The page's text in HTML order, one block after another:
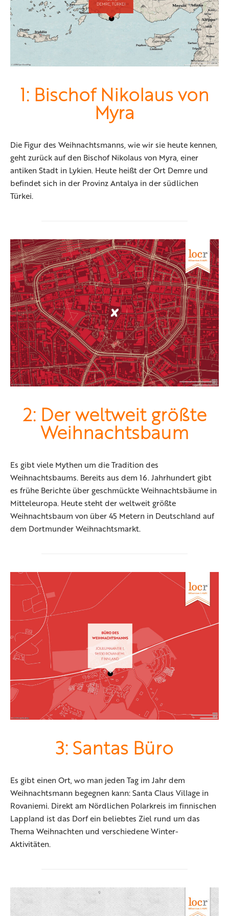
1: Bischof Nikolaus von
Myra
Die Figur des Weihnachtsmanns, wie wir sie heute kennen,
geht zurück auf den Bischof Nikolaus von Myra, einer
antiken Stadt in Lykien. Heute heißt der Ort Demre und
befindet sich in der Provinz Antalya in der südlichen
Türkei.
2: Der weltweit größte
Weihnachtsbaum
Es gibt viele Mythen um die Tradition des
Weihnachtsbaums. Bereits aus dem 16. Jahrhundert gibt
es frühe Berichte über geschmückte Weihnachtsbäume in
Mitteleuropa. Heute steht der weltweit größte
Weihnachtsbaum von über 45 Metern in Deutschland auf
dem Dortmunder Weihnachtsmarkt.
3: Santas Büro
Es gibt einen Ort, wo man jeden Tag im Jahr dem
Weihnachtsmann begegnen kann: Santa Claus Village in
Rovaniemi. Direkt am Nördlichen Polarkreis im finnischen
Lappland ist das Dorf ein beliebtes Ziel rund um das
Thema Weihnachten und verschiedene Winter-
Aktivitäten.